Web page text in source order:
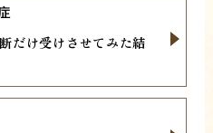
だけ受けさせてみた結